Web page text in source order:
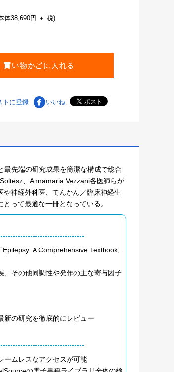
体38,690円 ＋ 税)
トに登録 いいね
最先端の研究成果を簡潔な構成で総合
、Annamaria Vezzani各医師らが
神経外科医、てんかん／臨床神経生
って最適な一冊となっている。
A Comprehensive Textbook,
、その他同調性や発作の主な寄与因子
新の研究を徹底的にレビュー
ームレスなアクセスが可能
の電子書籍ライブラリ全体の検